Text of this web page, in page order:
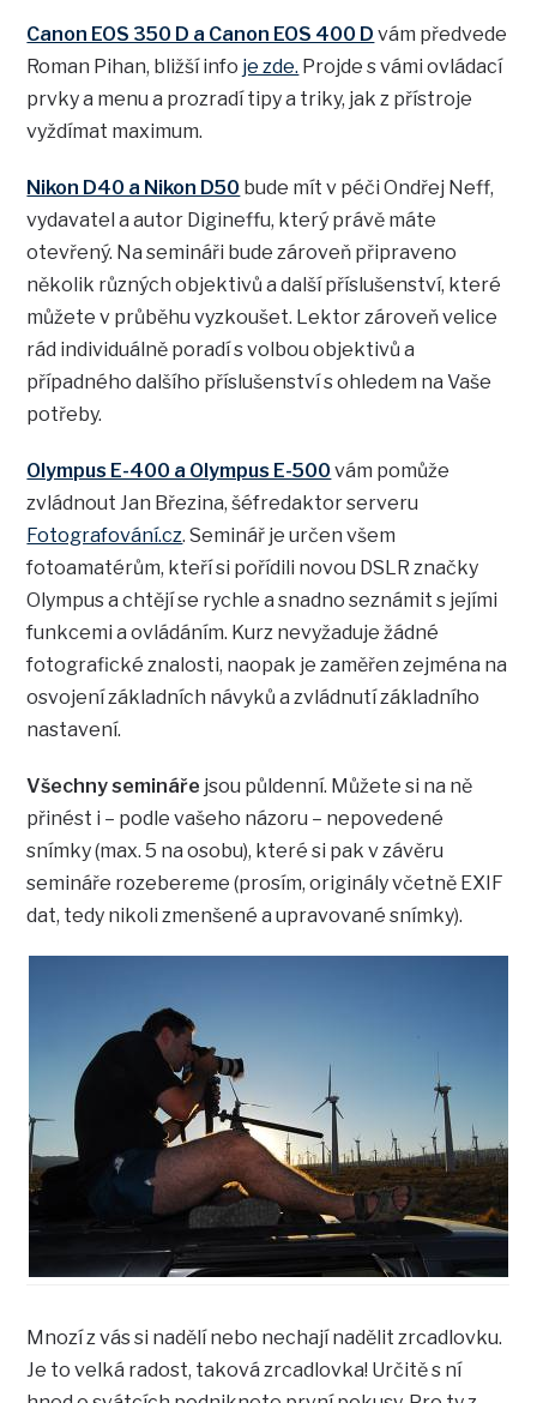
Canon EOS 350 D a Canon EOS 400 D vám předvede
Roman Pihan, bližší info je zde. Projde s vámi ovládací
prvky a menu a prozradí tipy a triky, jak z přístroje
vyždímat maximum.
Nikon D40 a Nikon D50 bude mít v péči Ondřej Neff,
vydavatel a autor Digineffu, který právě máte
otevřený. Na semináři bude zároveň připraveno
několik různých objektivů a další příslušenství, které
můžete v průběhu vyzkoušet. Lektor zároveň velice
rád individuálně poradí s volbou objektivů a
případného dalšího příslušenství s ohledem na Vaše
potřeby.
Olympus E-400 a Olympus E-500 vám pomůže
zvládnout Jan Březina, šéfredaktor serveru
Fotografování.cz. Seminář je určen všem
fotoamatérům, kteří si pořídili novou DSLR značky
Olympus a chtějí se rychle a snadno seznámit s jejími
funkcemi a ovládáním. Kurz nevyžaduje žádné
fotografické znalosti, naopak je zaměřen zejména na
osvojení základních návyků a zvládnutí základního
nastavení.
Všechny semináře jsou půldenní. Můžete si na ně
přinést i – podle vašeho názoru – nepovedené
snímky (max. 5 na osobu), které si pak v závěru
semináře rozebereme (prosím, originály včetně EXIF
dat, tedy nikoli zmenšené a upravované snímky).
Mnozí z vás si nadělí nebo nechají nadělit zrcadlovku.
Je to velká radost, taková zrcadlovka! Určitě s ní